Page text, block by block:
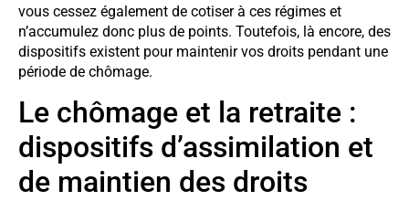
vous cessez également de cotiser à ces régimes et
n’accumulez donc plus de points. Toutefois, là encore, des
dispositifs existent pour maintenir vos droits pendant une
période de chômage.
Le chômage et la retraite :
dispositifs d’assimilation et
de maintien des droits